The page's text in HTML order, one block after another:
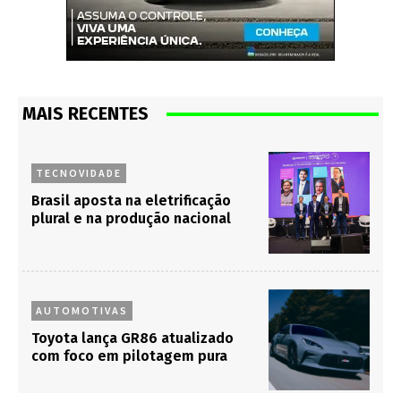
MAIS RECENTES
TECNOVIDADE
Brasil aposta na eletrificação
plural e na produção nacional
AUTOMOTIVAS
Toyota lança GR86 atualizado
com foco em pilotagem pura